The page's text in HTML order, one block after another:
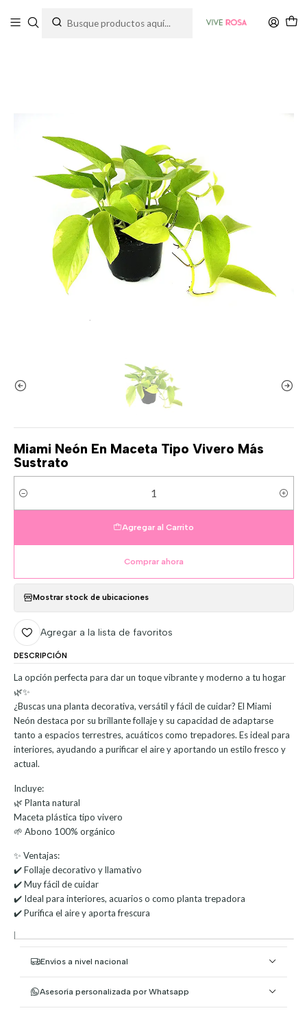
Miami Neón En Maceta Tipo Vivero Más
Sustrato
Cantidad
Agregar al Carrito
Comprar ahora
Mostrar stock de ubicaciones
Agregar a la lista de favoritos
DESCRIPCIÓN
La opción perfecta para dar un toque vibrante y moderno a tu hogar
🌿✨
¿Buscas una planta decorativa, versátil y fácil de cuidar? El Miami
Neón destaca por su brillante follaje y su capacidad de adaptarse
tanto a espacios terrestres, acuáticos como trepadores. Es ideal para
interiores, ayudando a purificar el aire y aportando un estilo fresco y
actual.
Incluye:
🌿 Planta natural
Maceta plástica tipo vivero
🌱 Abono 100% orgánico
✨ Ventajas:
✔️ Follaje decorativo y llamativo
✔️ Muy fácil de cuidar
✔️ Ideal para interiores, acuarios o como planta trepadora
✔️ Purifica el aire y aporta frescura
|
Envíos a nivel nacional
Asesoría personalizada por Whatsapp